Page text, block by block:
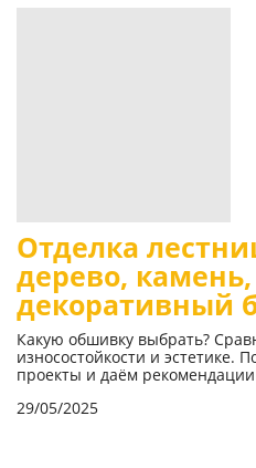
Отделка
дерево,
декоративный
Какую обшивку выбрать?
износостойкости и эстетике.
проекты и даём
29/05/2025